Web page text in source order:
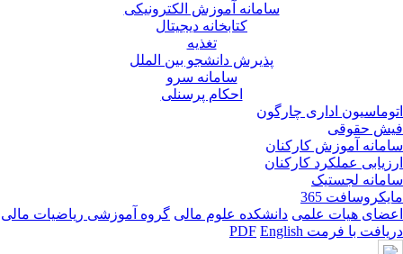
سامانه آموزش الکترونیکی
کتابخانه دیجیتال
تغذیه
پذیرش دانشجو بین الملل
سامانه سرو
احکام پرسنلی
اتوماسیون اداری چارگون
فیش حقوقی
سامانه آموزش کارکنان
ارزیابی عملکرد کارکنان
سامانه لجستیک
مایکروسافت 365
اعضای هیات علمی دانشکده علوم مالی گروه آموزشی ریاضیات مالی
دریافت با فرمت PDF English